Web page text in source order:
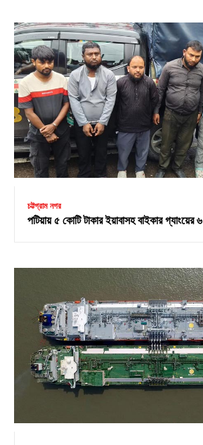
চট্টগ্রাম নগর
পটিয়ায় ৫ কোটি টাকার ইয়াবাসহ বাইকার